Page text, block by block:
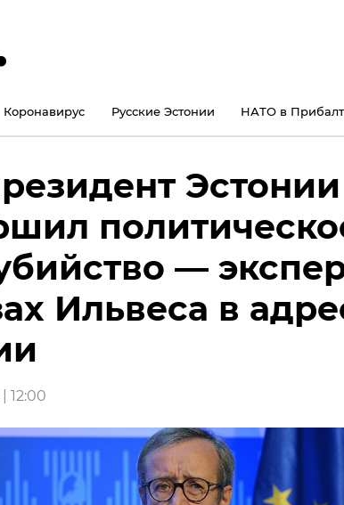
Коронавирус Русские Эстонии НАТО в
Эстонии
—
Ильвеса в
12:00